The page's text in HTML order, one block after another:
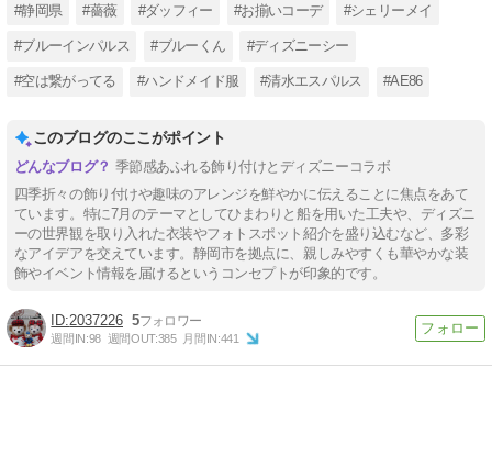
#静岡県 #薔薇 #ダッフィー #お揃いコーデ #シェリーメイ
#ブルーインパルス #ブルーくん #ディズニーシー
#空は繋がってる #ハンドメイド服 #清水エスパルス #AE86
このブログのここがポイント
季節感あふれる飾り付けとディズニーコラボ
四季折々の飾り付けや趣味のアレンジを鮮やかに伝えることに焦点をあて
ています。特に7月のテーマとしてひまわりと船を用いた工夫や、ディズニ
ーの世界観を取り入れた衣装やフォトスポット紹介を盛り込むなど、多彩
なアイデアを交えています。静岡市を拠点に、親しみやすくも華やかな装
飾やイベント情報を届けるというコンセプトが印象的です。
2037226 5
週間IN:98 週間OUT:385 月間IN:441